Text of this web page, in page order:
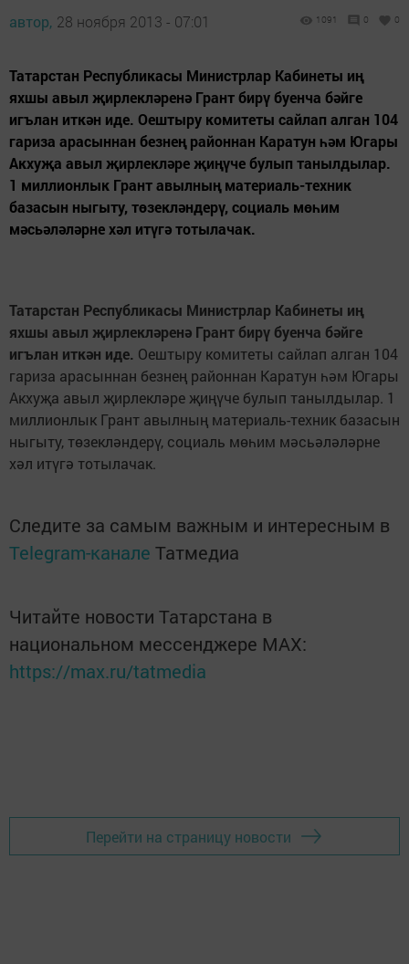
автор, 28 ноября 2013 - 07:01 1091 0 0
Татарстан Республикасы Министрлар Кабинеты иң
яхшы авыл җирлекләренә Грант бирү буенча бәйге
игълан иткән иде. Оештыру комитеты сайлап алган 104
гариза арасыннан безнең районнан Каратун һәм Югары
Акхуҗа авыл җирлекләре җиңүче булып танылдылар.
1 миллионлык Грант авылның материаль-техник
базасын ныгыту, төзекләндерү, социаль мөһим
мәсьәләләрне хәл итүгә тотылачак.
Татарстан Республикасы Министрлар Кабинеты иң
яхшы авыл җирлекләренә Грант бирү буенча бәйге
игълан иткән иде. Оештыру комитеты сайлап алган 104
гариза арасыннан безнең районнан Каратун һәм Югары
Акхуҗа авыл җирлекләре җиңүче булып танылдылар. 1
миллионлык Грант авылның материаль-техник базасын
ныгыту, төзекләндерү, социаль мөһим мәсьәләләрне
хәл итүгә тотылачак.
Следите за самым важным и интересным в
Telegram-канале Татмедиа
Читайте новости Татарстана в
национальном мессенджере MАХ:
https://max.ru/tatmedia
Перейти на страницу новости